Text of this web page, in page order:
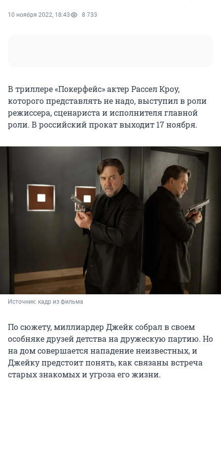
10 ноября 2022, 18:43 8 733
В триллере «Покерфейс» актер Рассел Кроу,
которого представлять не надо, выступил в роли
режиссера, сценариста и исполнителя главной
роли. В российский прокат выходит 17 ноября.
Источник: кадр из фильма
По сюжету, миллиардер Джейк собрал в своем
особняке друзей детства на дружескую партию. Но
на дом совершается нападение неизвестных, и
Джейку предстоит понять, как связаны встреча
старых знакомых и угроза его жизни.